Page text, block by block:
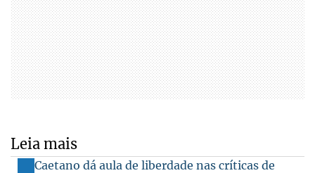
Leia mais
Caetano dá aula de liberdade nas críticas de